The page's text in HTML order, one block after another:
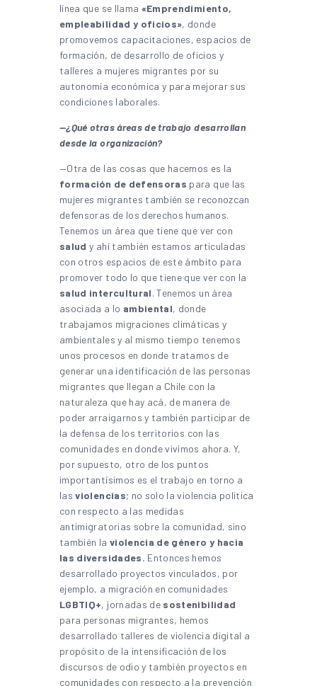
línea que se llama «Emprendimiento,
empleabilidad y oficios», donde
promovemos capacitaciones, espacios de
formación, de desarrollo de oficios y
talleres a mujeres migrantes por su
autonomía económica y para mejorar sus
condiciones laborales.
—¿Qué otras áreas de trabajo desarrollan
desde la organización?
—Otra de las cosas que hacemos es la
formación de defensoras para que las
mujeres migrantes también se reconozcan
defensoras de los derechos humanos.
Tenemos un área que tiene que ver con
salud y ahí también estamos articuladas
con otros espacios de este ámbito para
promover todo lo que tiene que ver con la
salud intercultural. Tenemos un área
asociada a lo ambiental, donde
trabajamos migraciones climáticas y
ambientales y al mismo tiempo tenemos
unos procesos en donde tratamos de
generar una identificación de las personas
migrantes que llegan a Chile con la
naturaleza que hay acá, de manera de
poder arraigarnos y también participar de
la defensa de los territorios con las
comunidades en donde vivimos ahora. Y,
por supuesto, otro de los puntos
importantísimos es el trabajo en torno a
lasviolencias; no solo la violencia política
con respecto a las medidas
antimigratorias sobre la comunidad, sino
también la violencia de género y hacia
las diversidades. Entonces hemos
desarrollado proyectos vinculados, por
ejemplo, a migración en comunidades
LGBTIQ+, jornadas de sostenibilidad
para personas migrantes, hemos
desarrollado talleres de violencia digital a
propósito de la intensificación de los
discursos de odio y también proyectos en
comunidades con respecto a la prevención